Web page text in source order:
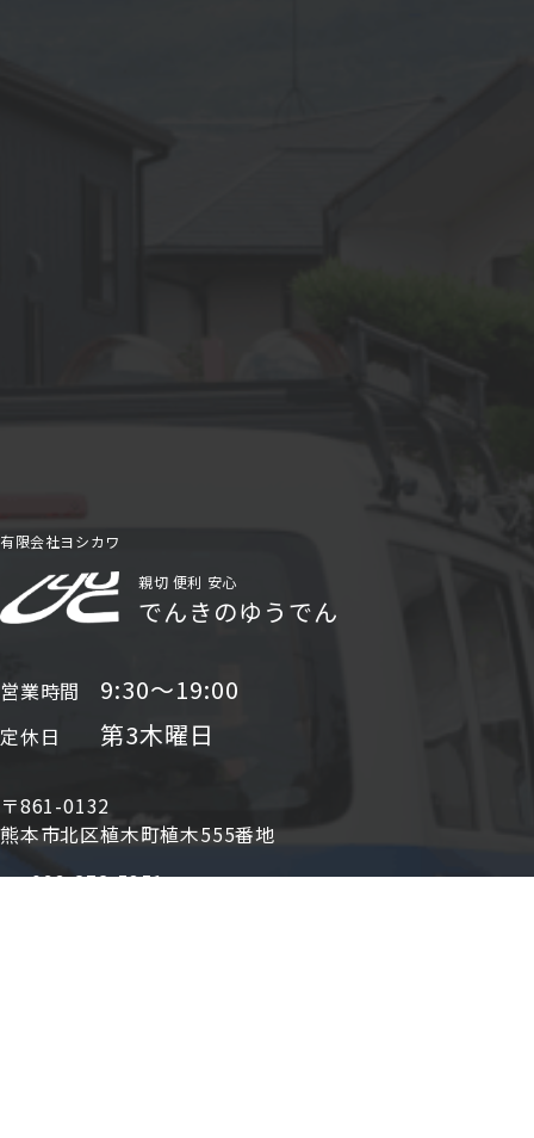
有限会社ヨシカワ
親切 便利 安心
でんきのゆうでん
営業時間 9:30〜19:00
定休日 第3木曜日
〒861-0132
熊本市北区植木町植木555番地
tel096-272-5351